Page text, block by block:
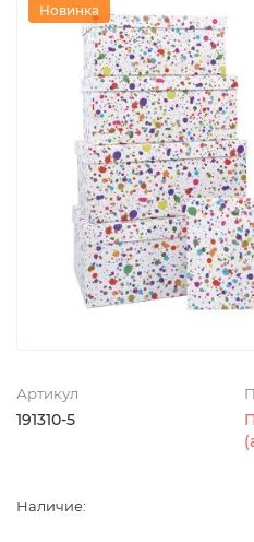
Новинка
Артикул
191310-5
Наличие: